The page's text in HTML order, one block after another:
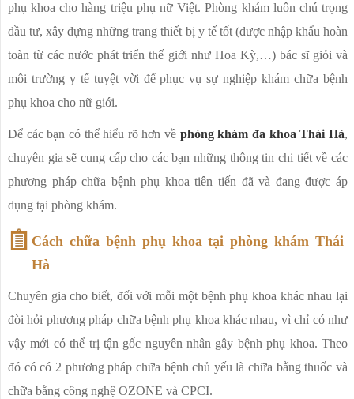
phụ khoa cho hàng triệu phụ nữ Việt. Phòng khám luôn chú trọng
đầu tư, xây dựng những trang thiết bị y tế tốt (được nhập khẩu hoàn
toàn từ các nước phát triển thế giới như Hoa Kỳ,…) bác sĩ giỏi và
môi trường y tế tuyệt vời để phục vụ sự nghiệp khám chữa bệnh
phụ khoa cho nữ giới.
Để các bạn có thể hiểu rõ hơn về phòng khám đa khoa Thái Hà,
chuyên gia sẽ cung cấp cho các bạn những thông tin chi tiết về các
phương pháp chữa bệnh phụ khoa tiên tiến đã và đang được áp
dụng tại phòng khám.
Cách chữa bệnh phụ khoa tại phòng khám Thái
Hà
Chuyên gia cho biết, đối với mỗi một bệnh phụ khoa khác nhau lại
đòi hỏi phương pháp chữa bệnh phụ khoa khác nhau, vì chỉ có như
vậy mới có thể trị tận gốc nguyên nhân gây bệnh phụ khoa. Theo
đó có có 2 phương pháp chữa bệnh chủ yếu là chữa bằng thuốc và
chữa bằng công nghệ OZONE và CPCI.